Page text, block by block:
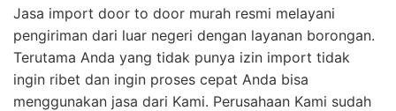
Jasa import door to door murah resmi melayani
pengiriman dari luar negeri dengan layanan borongan.
Terutama Anda yang tidak punya izin import tidak
ingin ribet dan ingin proses cepat Anda bisa
menggunakan jasa dari Kami. Perusahaan Kami sudah